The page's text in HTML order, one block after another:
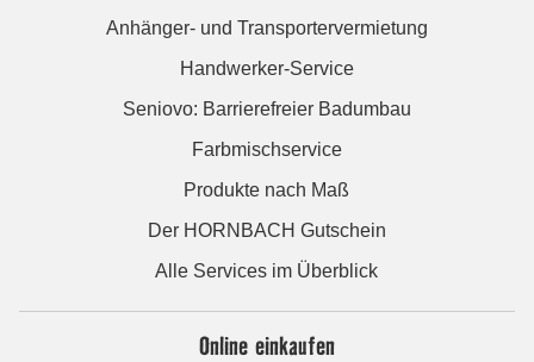
Anhänger- und Transportervermietung
Handwerker-Service
Seniovo: Barrierefreier Badumbau
Farbmischservice
Produkte nach Maß
Der HORNBACH Gutschein
Alle Services im Überblick
Online einkaufen